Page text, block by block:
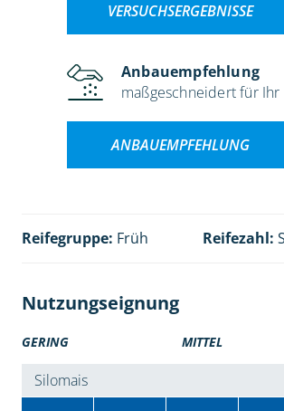
VERSUCHSERGEBNISSE
Anbauempfehlung
maßgeschneidert für Ihr
ANBAUEMPFEHLUNG
Reifegruppe: Früh Reifezahl:
Nutzungseignung
GERING MITTEL
Silomais